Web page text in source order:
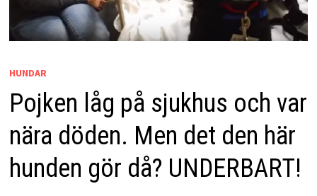
HUNDAR
Pojken låg på sjukhus och var
nära döden. Men det den här
hunden gör då? UNDERBART!